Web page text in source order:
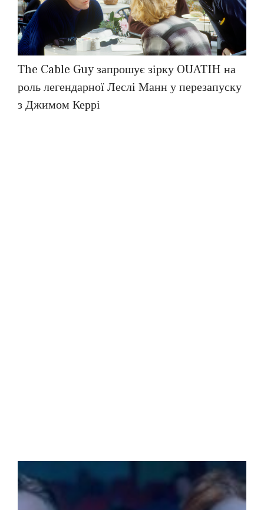
The Cable Guy запрошує зірку OUATIH на
роль легендарної Леслі Манн у перезапуску
з Джимом Керрі